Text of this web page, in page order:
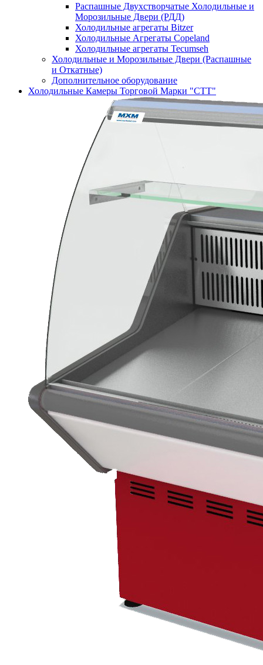
Распашные Двухстворчатые Холодильные и
Морозильные Двери (РДД)
Холодильные агрегаты Bitzer
Холодильные Агрегаты Copeland
Холодильные агрегаты Tecumseh
Холодильные и Морозильные Двери (Распашные
и Откатные)
Дополнительное оборудование
Холодильные Камеры Торговой Марки "СТТ"